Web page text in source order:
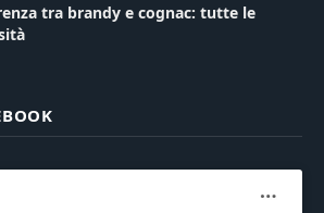
tra brandy e cognac: tutte le